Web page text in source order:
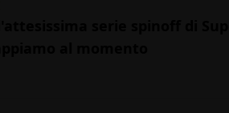
serie spinoff di
al momento